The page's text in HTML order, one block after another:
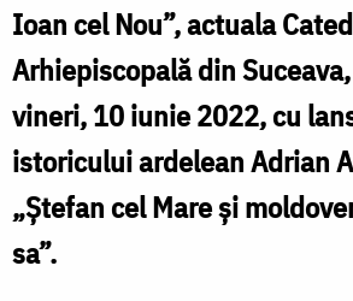
vremea
a
fost
lansată
la
Ioan cel Nou”, actuala
Arhiepiscopală din
vineri, 10 iunie 2022, cu
istoricului ardelean Adrian
„Ștefan cel Mare și
sa”.